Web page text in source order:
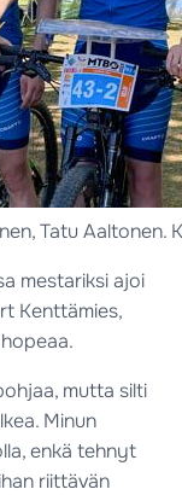
Tatu Aaltonen.
mestariksi ajoi
Kenttämies,
mutta silti
Minun
enkä tehnyt
riittävän